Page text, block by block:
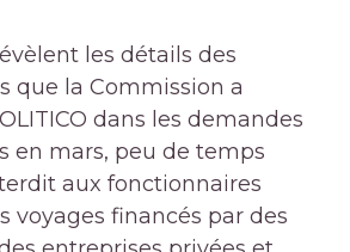
les détails des
que la Commission a
dans les demandes
en mars, peu de temps
aux fonctionnaires
voyages financés par des